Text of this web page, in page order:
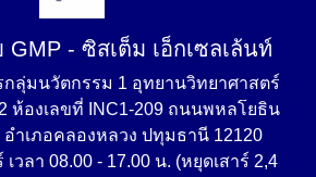
- ซิสเต็ม เอ็กเซลเล้นท์
กลุ่มนวัตกรรม 1 อุทยานวิทยาศาสตร์
ห้องเลขที่ INC1-209 ถนนพหลโยธิน
ำเภอคลองหลวง ปทุมธานี 12120
วลา 08.00 - 17.00 น. (หยุดเสาร์ 2,4